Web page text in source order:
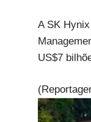
A SK
US$7